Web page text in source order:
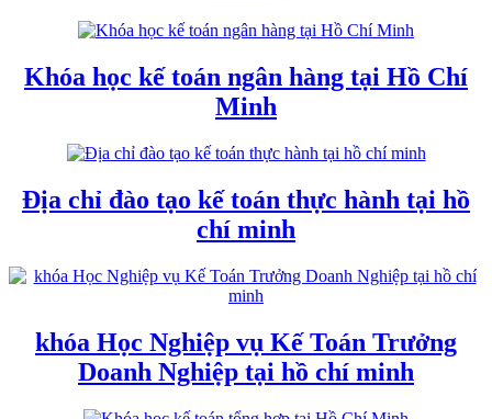
Khóa học kế toán ngân hàng tại Hồ Chí
Minh
Địa chỉ đào tạo kế toán thực hành tại hồ
chí minh
khóa Học Nghiệp vụ Kế Toán Trưởng
Doanh Nghiệp tại hồ chí minh